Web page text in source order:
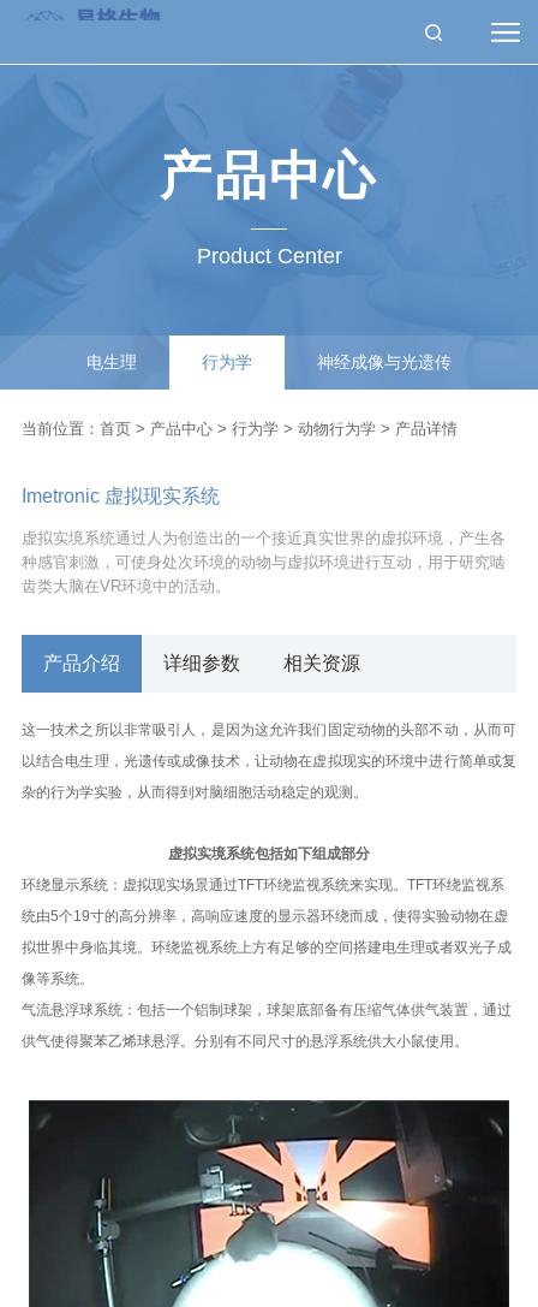
产品中心
Product Center
电生理 行为学 神经成像与光遗传
当前位置： 首页 > 产品中心 > 行为学 > 动物行为学 > 产品详情
Imetronic 虚拟现实系统
虚拟实境系统通过人为创造出的一个接近真实世界的虚拟环境，产生各
种感官刺激，可使身处次环境的动物与虚拟环境进行互动，用于研究啮
齿类大脑在VR环境中的活动。
产品介绍 详细参数 相关资源
这一技术之所以非常吸引人，是因为这允许我们固定动物的头部不动，从而可
以结合电生理，光遗传或成像技术，让动物在虚拟现实的环境中进行简单或复
杂的行为学实验，从而得到对脑细胞活动稳定的观测。
虚拟实境系统包括如下组成部分
环绕显示系统：虚拟现实场景通过TFT环绕监视系统来实现。TFT环绕监视系
统由5个19寸的高分辨率，高响应速度的显示器环绕而成，使得实验动物在虚
拟世界中身临其境。环绕监视系统上方有足够的空间搭建电生理或者双光子成
像等系统。
气流悬浮球系统：包括一个铝制球架，球架底部备有压缩气体供气装置，通过
供气使得聚苯乙烯球悬浮。分别有不同尺寸的悬浮系统供大小鼠使用。